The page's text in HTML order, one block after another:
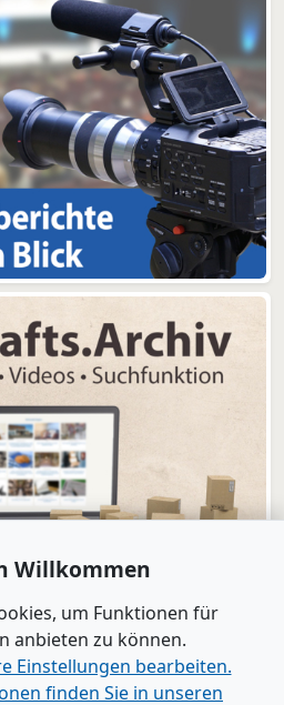
Willkommen
um Funktionen für
anbieten zu können.
Einstellungen bearbeiten.
finden Sie in unseren